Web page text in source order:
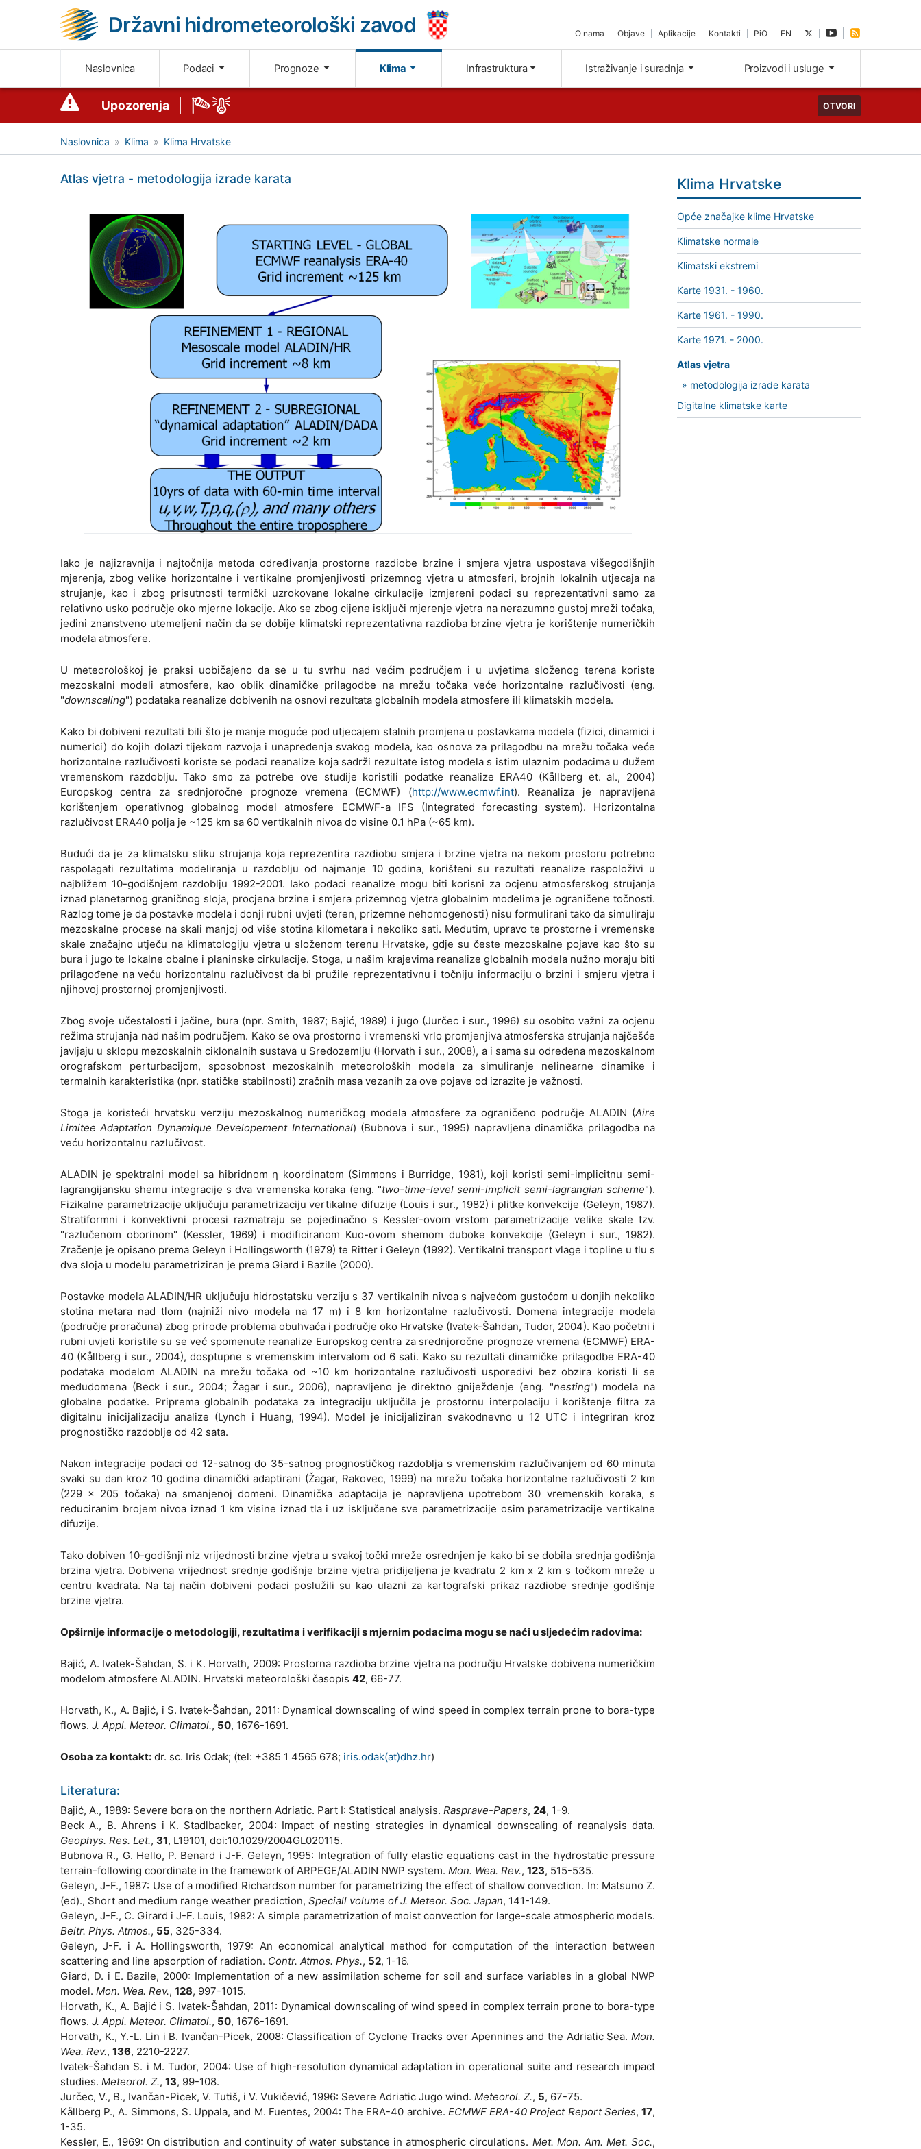
Državni hidrometeorološki zavod O nama Objave Aplikacije Kontakti PiO EN
Naslovnica Podaci Prognoze Klima Infrastruktura Istraživanje i suradnja Proizvodi i usluge
Upozorenja OTVORI
Naslovnica Klima Klima Hrvatske
Atlas vjetra - metodologija izrade karata
Iako je najizravnija i najtočnija metoda određivanja prostorne razdiobe brzine i smjera vjetra uspostava višegodišnjih
mjerenja, zbog velike horizontalne i vertikalne promjenjivosti prizemnog vjetra u atmosferi, brojnih lokalnih utjecaja na
strujanje, kao i zbog prisutnosti termički uzrokovane lokalne cirkulacije izmjereni podaci su reprezentativni samo za
relativno usko područje oko mjerne lokacije. Ako se zbog cijene isključi mjerenje vjetra na nerazumno gustoj mreži točaka,
jedini znanstveno utemeljeni način da se dobije klimatski reprezentativna razdioba brzine vjetra je korištenje numeričkih
modela atmosfere.
U meteorološkoj je praksi uobičajeno da se u tu svrhu nad većim područjem i u uvjetima složenog terena koriste
mezoskalni modeli atmosfere, kao oblik dinamičke prilagodbe na mrežu točaka veće horizontalne razlučivosti (eng.
"downscaling") podataka reanalize dobivenih na osnovi rezultata globalnih modela atmosfere ili klimatskih modela.
Kako bi dobiveni rezultati bili što je manje moguće pod utjecajem stalnih promjena u postavkama modela (fizici, dinamici i
numerici) do kojih dolazi tijekom razvoja i unapređenja svakog modela, kao osnova za prilagodbu na mrežu točaka veće
horizontalne razlučivosti koriste se podaci reanalize koja sadrži rezultate istog modela s istim ulaznim podacima u dužem
vremenskom razdoblju. Tako smo za potrebe ove studije koristili podatke reanalize ERA40 (Kållberg et. al., 2004)
Europskog centra za srednjoročne prognoze vremena (ECMWF) (http://www.ecmwf.int). Reanaliza je napravljena
korištenjem operativnog globalnog model atmosfere ECMWF-a IFS (Integrated forecasting system). Horizontalna
razlučivost ERA40 polja je ~125 km sa 60 vertikalnih nivoa do visine 0.1 hPa (~65 km).
Budući da je za klimatsku sliku strujanja koja reprezentira razdiobu smjera i brzine vjetra na nekom prostoru potrebno
raspolagati rezultatima modeliranja u razdoblju od najmanje 10 godina, korišteni su rezultati reanalize raspoloživi u
najbližem 10-godišnjem razdoblju 1992-2001. Iako podaci reanalize mogu biti korisni za ocjenu atmosferskog strujanja
iznad planetarnog graničnog sloja, procjena brzine i smjera prizemnog vjetra globalnim modelima je ograničene točnosti.
Razlog tome je da postavke modela i donji rubni uvjeti (teren, prizemne nehomogenosti) nisu formulirani tako da simuliraju
mezoskalne procese na skali manjoj od više stotina kilometara i nekoliko sati. Međutim, upravo te prostorne i vremenske
skale značajno utječu na klimatologiju vjetra u složenom terenu Hrvatske, gdje su česte mezoskalne pojave kao što su
bura i jugo te lokalne obalne i planinske cirkulacije. Stoga, u našim krajevima reanalize globalnih modela nužno moraju biti
prilagođene na veću horizontalnu razlučivost da bi pružile reprezentativnu i točniju informaciju o brzini i smjeru vjetra i
njihovoj prostornoj promjenjivosti.
Zbog svoje učestalosti i jačine, bura (npr. Smith, 1987; Bajić, 1989) i jugo (Jurčec i sur., 1996) su osobito važni za ocjenu
režima strujanja nad našim područjem. Kako se ova prostorno i vremenski vrlo promjenjiva atmosferska strujanja najčešće
javljaju u sklopu mezoskalnih ciklonalnih sustava u Sredozemlju (Horvath i sur., 2008), a i sama su određena mezoskalnom
orografskom perturbacijom, sposobnost mezoskalnih meteoroloških modela za simuliranje nelinearne dinamike i
termalnih karakteristika (npr. statičke stabilnosti) zračnih masa vezanih za ove pojave od izrazite je važnosti.
Stoga je koristeći hrvatsku verziju mezoskalnog numeričkog modela atmosfere za ograničeno područje ALADIN (Aire
Limitee Adaptation Dynamique Developement International) (Bubnova i sur., 1995) napravljena dinamička prilagodba na
veću horizontalnu razlučivost.
ALADIN je spektralni model sa hibridnom η koordinatom (Simmons i Burridge, 1981), koji koristi semi-implicitnu semi-
lagrangijansku shemu integracije s dva vremenska koraka (eng. "two-time-level semi-implicit semi-lagrangian scheme").
Fizikalne parametrizacije uključuju parametrizaciju vertikalne difuzije (Louis i sur., 1982) i plitke konvekcije (Geleyn, 1987).
Stratiformni i konvektivni procesi razmatraju se pojedinačno s Kessler-ovom vrstom parametrizacije velike skale tzv.
"razlučenom oborinom" (Kessler, 1969) i modificiranom Kuo-ovom shemom duboke konvekcije (Geleyn i sur., 1982).
Zračenje je opisano prema Geleyn i Hollingsworth (1979) te Ritter i Geleyn (1992). Vertikalni transport vlage i topline u tlu s
dva sloja u modelu parametriziran je prema Giard i Bazile (2000).
Postavke modela ALADIN/HR uključuju hidrostatsku verziju s 37 vertikalnih nivoa s najvećom gustoćom u donjih nekoliko
stotina metara nad tlom (najniži nivo modela na 17 m) i 8 km horizontalne razlučivosti. Domena integracije modela
(područje proračuna) zbog prirode problema obuhvaća i područje oko Hrvatske (Ivatek-Šahdan, Tudor, 2004). Kao početni i
rubni uvjeti koristile su se već spomenute reanalize Europskog centra za srednjoročne prognoze vremena (ECMWF) ERA-
40 (Kållberg i sur., 2004), dosptupne s vremenskim intervalom od 6 sati. Kako su rezultati dinamičke prilagodbe ERA-40
podataka modelom ALADIN na mrežu točaka od ~10 km horizontalne razlučivosti usporedivi bez obzira koristi li se
međudomena (Beck i sur., 2004; Žagar i sur., 2006), napravljeno je direktno gniježđenje (eng. "nesting") modela na
globalne podatke. Priprema globalnih podataka za integraciju uključila je prostornu interpolaciju i korištenje filtra za
digitalnu inicijalizaciju analize (Lynch i Huang, 1994). Model je inicijaliziran svakodnevno u 12 UTC i integriran kroz
prognostičko razdoblje od 42 sata.
Nakon integracije podaci od 12-satnog do 35-satnog prognostičkog razdoblja s vremenskim razlučivanjem od 60 minuta
svaki su dan kroz 10 godina dinamički adaptirani (Žagar, Rakovec, 1999) na mrežu točaka horizontalne razlučivosti 2 km
(229 x 205 točaka) na smanjenoj domeni. Dinamička adaptacija je napravljena upotrebom 30 vremenskih koraka, s
reduciranim brojem nivoa iznad 1 km visine iznad tla i uz isključene sve parametrizacije osim parametrizacije vertikalne
difuzije.
Tako dobiven 10-godišnji niz vrijednosti brzine vjetra u svakoj točki mreže osrednjen je kako bi se dobila srednja godišnja
brzina vjetra. Dobivena vrijednost srednje godišnje brzine vjetra pridijeljena je kvadratu 2 km x 2 km s točkom mreže u
centru kvadrata. Na taj način dobiveni podaci poslužili su kao ulazni za kartografski prikaz razdiobe srednje godišnje
brzine vjetra.
Opširnije informacije o metodologiji, rezultatima i verifikaciji s mjernim podacima mogu se naći u sljedećim radovima:
Bajić, A. Ivatek-Šahdan, S. i K. Horvath, 2009: Prostorna razdioba brzine vjetra na području Hrvatske dobivena numeričkim
modelom atmosfere ALADIN. Hrvatski meteorološki časopis 42, 66-77.
Horvath, K., A. Bajić, i S. Ivatek-Šahdan, 2011: Dynamical downscaling of wind speed in complex terrain prone to bora-type
flows. J. Appl. Meteor. Climatol., 50, 1676-1691.
Osoba za kontakt: dr. sc. Iris Odak; (tel: +385 1 4565 678; iris.odak(at)dhz.hr)
Literatura:
Bajić, A., 1989: Severe bora on the northern Adriatic. Part I: Statistical analysis. Rasprave-Papers, 24, 1-9.
Beck A., B. Ahrens i K. Stadlbacker, 2004: Impact of nesting strategies in dynamical downscaling of reanalysis data.
Geophys. Res. Let., 31, L19101, doi:10.1029/2004GL020115.
Bubnova R., G. Hello, P. Benard i J-F. Geleyn, 1995: Integration of fully elastic equations cast in the hydrostatic pressure
terrain-following coordinate in the framework of ARPEGE/ALADIN NWP system. Mon. Wea. Rev., 123, 515-535.
Geleyn, J-F., 1987: Use of a modified Richardson number for parametrizing the effect of shallow convection. In: Matsuno Z.
(ed)., Short and medium range weather prediction, Speciall volume of J. Meteor. Soc. Japan, 141-149.
Geleyn, J-F., C. Girard i J-F. Louis, 1982: A simple parametrization of moist convection for large-scale atmospheric models.
Beitr. Phys. Atmos., 55, 325-334.
Geleyn, J-F. i A. Hollingsworth, 1979: An economical analytical method for computation of the interaction between
scattering and line apsorption of radiation. Contr. Atmos. Phys., 52, 1-16.
Giard, D. i E. Bazile, 2000: Implementation of a new assimilation scheme for soil and surface variables in a global NWP
model. Mon. Wea. Rev., 128, 997-1015.
Horvath, K., A. Bajić i S. Ivatek-Šahdan, 2011: Dynamical downscaling of wind speed in complex terrain prone to bora-type
flows. J. Appl. Meteor. Climatol., 50, 1676-1691.
Horvath, K., Y.-L. Lin i B. Ivančan-Picek, 2008: Classification of Cyclone Tracks over Apennines and the Adriatic Sea. Mon.
Wea. Rev., 136, 2210-2227.
Ivatek-Šahdan S. i M. Tudor, 2004: Use of high-resolution dynamical adaptation in operational suite and research impact
studies. Meteorol. Z., 13, 99-108.
Jurčec, V., B., Ivančan-Picek, V. Tutiš, i V. Vukičević, 1996: Severe Adriatic Jugo wind. Meteorol. Z., 5, 67-75.
Kållberg P., A. Simmons, S. Uppala, and M. Fuentes, 2004: The ERA-40 archive. ECMWF ERA-40 Project Report Series,17,
1-35.
Kessler, E., 1969: On distribution and continuity of water substance in atmospheric circulations. Met. Mon. Am. Met. Soc.,
Klima Hrvatske
Opće značajke klime Hrvatske
Klimatske normale
Klimatski ekstremi
Karte 1931. - 1960.
Karte 1961. - 1990.
Karte 1971. - 2000.
Atlas vjetra
» metodologija izrade karata
Digitalne klimatske karte